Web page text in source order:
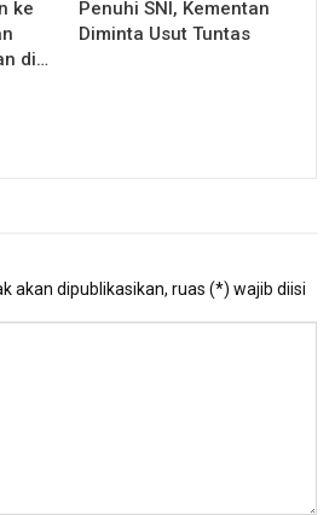
ke
di…
Penuhi SNI, Kementan
Diminta Usut Tuntas
akan dipublikasikan, ruas (*) wajib diisi